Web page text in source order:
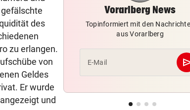
des
zu erlangen.
von
Geldes
Er wurde
und
auf Wiese ein
NACH HARTEM KAMPF vor 17
Viertelfinale
vor
Vorarlberg News
Topinformiert mit den
aus Vorarlberg
E-Mail